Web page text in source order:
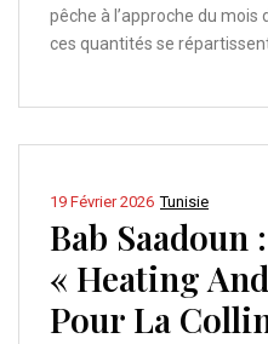
pêche à l’approche du mois
ces quantités se
Tunisie
19 Février 2026
Bab Saadoun
« Heating
Pour La